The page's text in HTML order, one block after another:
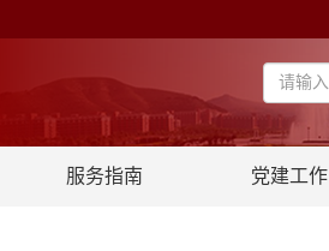
服务指南 党建工作